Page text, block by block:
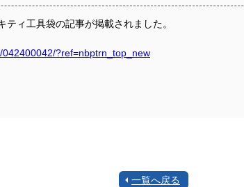
ィ工具袋の記事が掲載されました。
?ref=nbptrn_top_new
一覧へ戻る